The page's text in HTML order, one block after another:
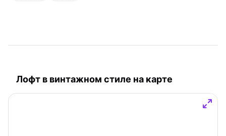
Лофт в винтажном стиле на карте